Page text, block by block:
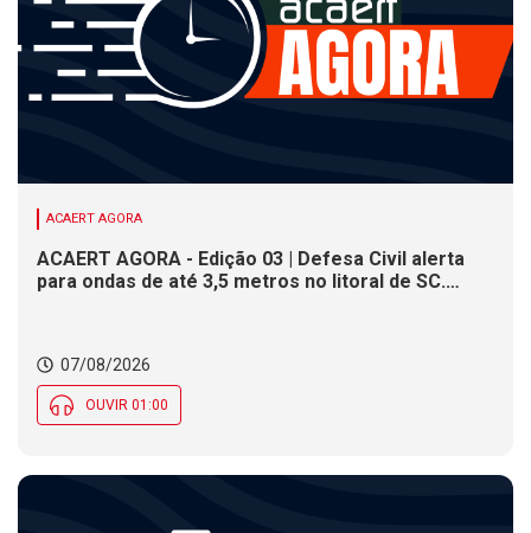
ACAERT AGORA
ACAERT AGORA - Edição 03 | Defesa Civil alerta
para ondas de até 3,5 metros no litoral de SC.
07/08/2026
OUVIR 01:00